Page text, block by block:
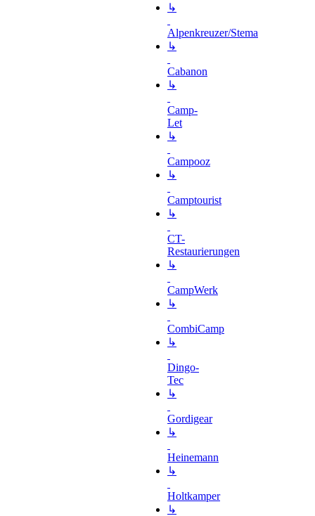
↳
Alpenkreuzer/Stema
↳
Cabanon
↳
Camp-
Let
↳
Campooz
↳
Camptourist
↳
CT-
Restaurierungen
↳
CampWerk
↳
CombiCamp
↳
Dingo-
Tec
↳
Gordigear
↳
Heinemann
↳
Holtkamper
↳